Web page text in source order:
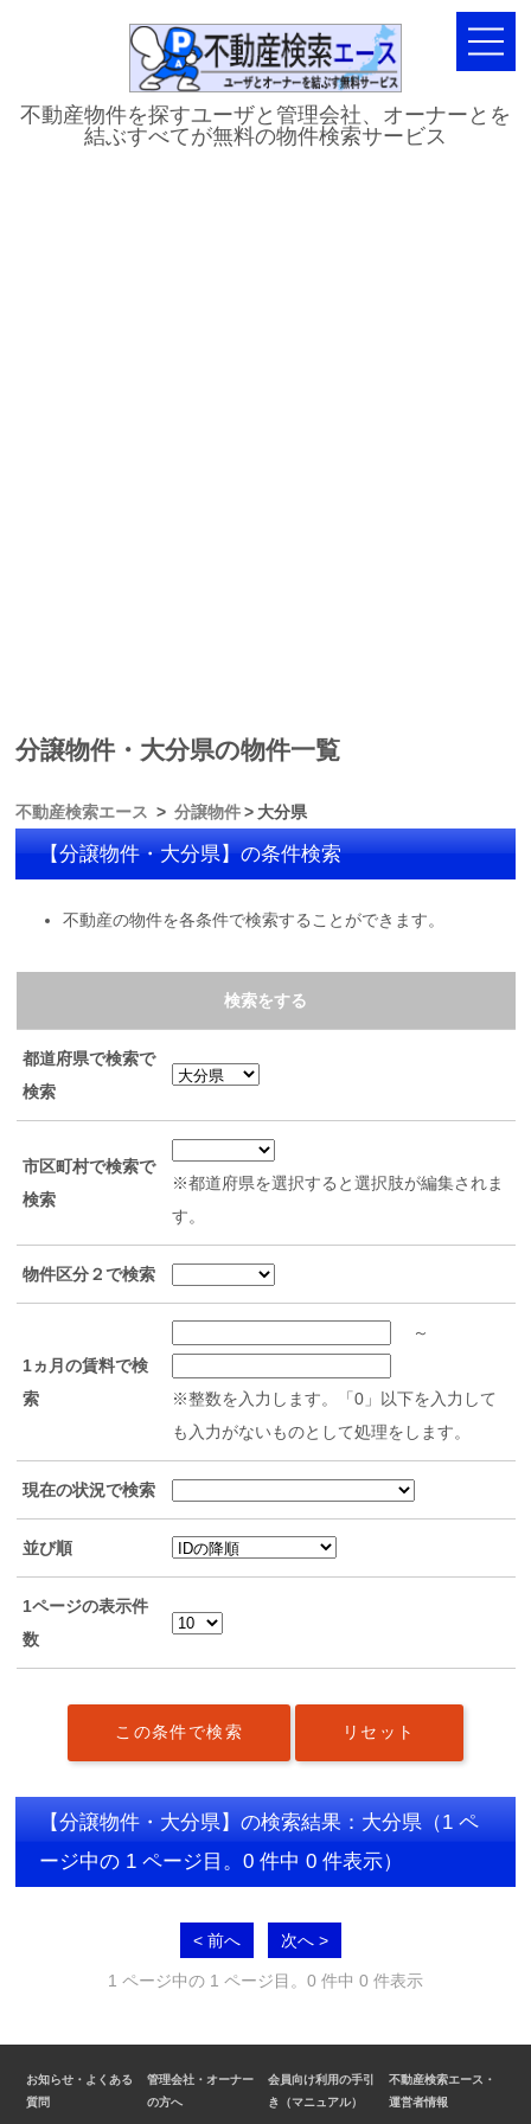
不動産物件を探すユーザと管理会社、オーナーとを
結ぶすべてが無料の物件検索サービス
分譲物件・大分県の物件一覧
不動産検索エース 分譲物件 大分県
【分譲物件・大分県】の条件検索
不動産の物件を各条件で検索することができます。
検索をする
都道府県で検索で
検索
市区町村で検索で
検索
※都道府県を選択すると選択肢が編集されま
す。
物件区分２で検索
1ヵ月の賃料で検
索
～
※整数を入力します。「0」以下を入力して
も入力がないものとして処理をします。
現在の状況で検索
並び順
1ページの表示件
数
【分譲物件・大分県】の検索結果：大分県 （1 ペ
ージ中の 1 ページ目。0 件中 0 件表示）
< 前へ 次へ >
1 ページ中の 1 ページ目。0 件中 0 件表示
お知らせ・よくある
質問
管理会社・オーナー
の方へ
会員向け利用の手引
き（マニュアル）
不動産検索エース・
運営者情報